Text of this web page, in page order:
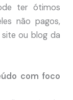
ter ótimos
não pagos,
ou blog da
com foco